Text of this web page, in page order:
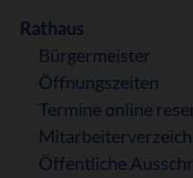
Navigation
überspringen
Rathaus
Bürgermeister
Öffnungszeiten
Termine online
Öffentliche